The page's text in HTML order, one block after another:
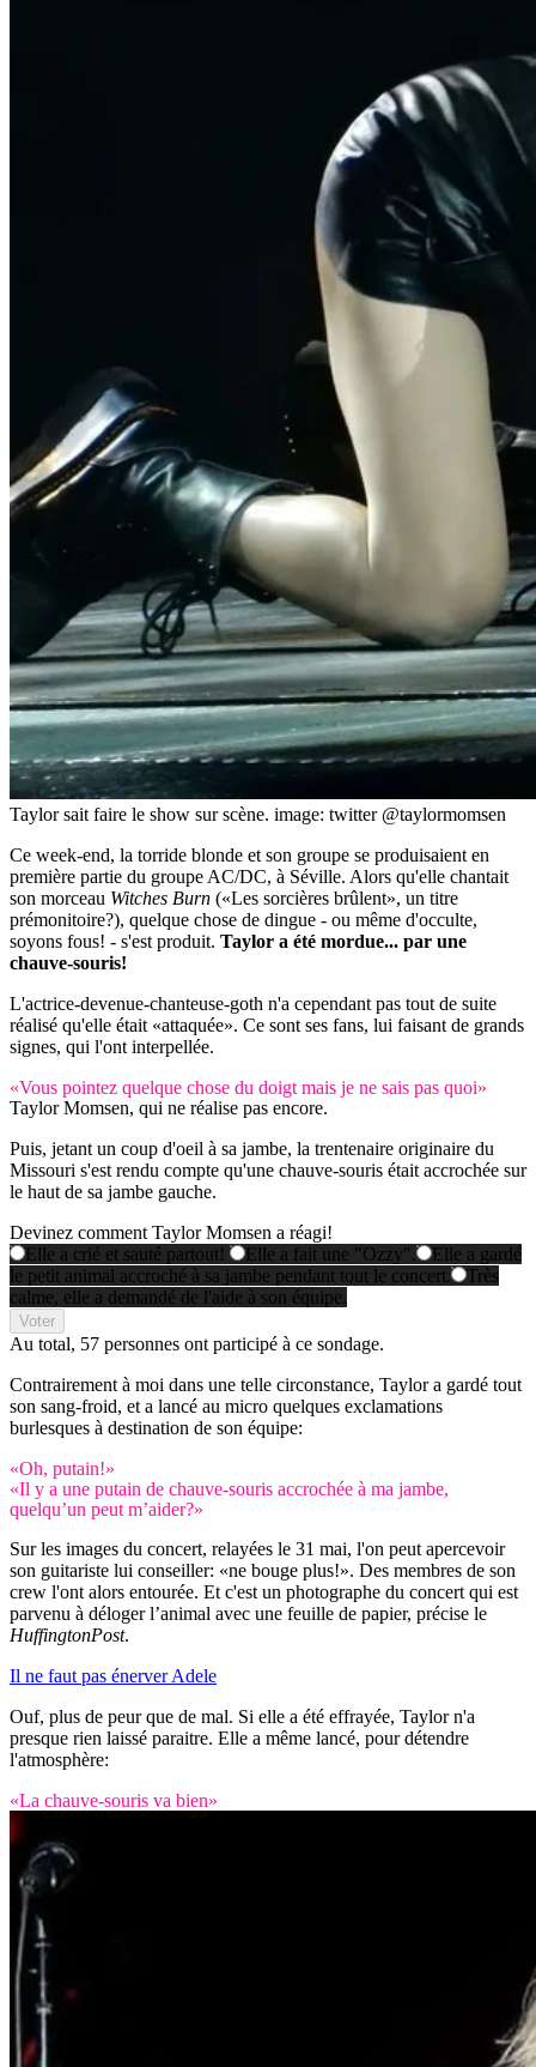
Taylor sait faire le show sur scène. image: twitter @taylormomsen
Ce week-end, la torride blonde et son groupe se produisaient en
première partie du groupe AC/DC, à Séville. Alors qu'elle chantait
son morceau Witches Burn («Les sorcières brûlent», un titre
prémonitoire?), quelque chose de dingue - ou même d'occulte,
soyons fous! - s'est produit. Taylor a été mordue... par une
chauve-souris!
L'actrice-devenue-chanteuse-goth n'a cependant pas tout de suite
réalisé qu'elle était «attaquée». Ce sont ses fans, lui faisant de grands
signes, qui l'ont interpellée.
«Vous pointez quelque chose du doigt mais je ne sais pas quoi»
Taylor Momsen, qui ne réalise pas encore.
Puis, jetant un coup d'oeil à sa jambe, la trentenaire originaire du
Missouri s'est rendu compte qu'une chauve-souris était accrochée sur
le haut de sa jambe gauche.
Devinez comment Taylor Momsen a réagi!
Elle a crié et sauté partout!
Elle a fait une "Ozzy".
Elle a gardé
le petit animal accroché à sa jambe pendant tout le concert.
Très
calme, elle a demandé de l'aide à son équipe.
Voter
Au total, 57 personnes ont participé à ce sondage.
Contrairement à moi dans une telle circonstance, Taylor a gardé tout
son sang-froid, et a lancé au micro quelques exclamations
burlesques à destination de son équipe:
«Oh, putain!»
«Il y a une putain de chauve-souris accrochée à ma jambe,
quelqu’un peut m’aider?»
Sur les images du concert, relayées le 31 mai, l'on peut apercevoir
son guitariste lui conseiller: «ne bouge plus!». Des membres de son
crew l'ont alors entourée. Et c'est un photographe du concert qui est
parvenu à déloger l’animal avec une feuille de papier, précise le
HuffingtonPost.
Il ne faut pas énerver Adele
Ouf, plus de peur que de mal. Si elle a été effrayée, Taylor n'a
presque rien laissé paraitre. Elle a même lancé, pour détendre
l'atmosphère:
«La chauve-souris va bien»